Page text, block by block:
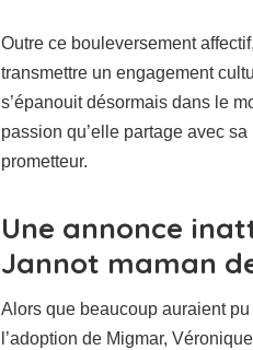
Outre ce bouleversement
transmettre un engagement
s’épanouit désormais dans le
passion qu’elle partage avec
prometteur.
Une annonce
Jannot maman
Alors que beaucoup auraient
l’adoption de Migmar,